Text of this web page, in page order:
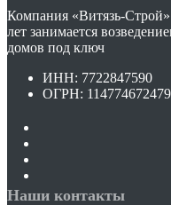
Компания «Витязь-Строй»
лет занимается
домов под ключ
ИНН: 7722847590
ОГРН:
Наши контакты